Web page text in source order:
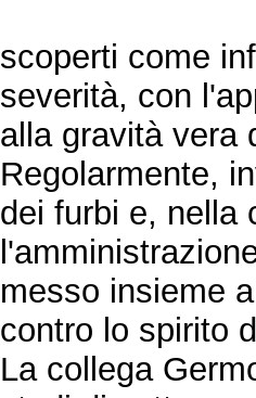
scoperti come
severità, con
alla gravità vera
Regolarmente,
dei furbi e, nella
messo insieme
contro lo spirito
La collega